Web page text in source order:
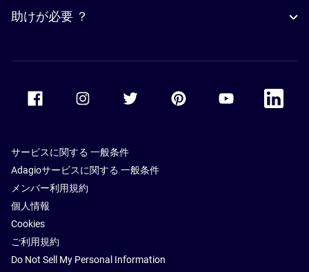
助けが必要 ？
Accor Facebook Accor TwitterAccor PinterestAccor Youtube
Accor
サービスに関する 一般条件
Adagioサービスに関する 一般条件
メンバー利用規約
個人情報
Cookies
ご利用規約
Do Not Sell My Personal Information